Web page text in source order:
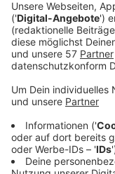
umfassen, wurden
und Steve Sidwell
Niederlanden mit
Orkest neu
neue Version von
That startete
Solokarriere mit
Debütalbums
seine
Persönlichkeit